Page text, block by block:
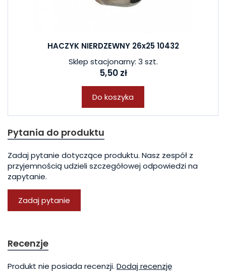
HACZYK NIERDZEWNY 26x25 10432
Sklep stacjonarny: 3 szt.
5,50 zł
Do koszyka
Pytania do produktu
Zadaj pytanie dotyczące produktu. Nasz zespół z
przyjemnością udzieli szczegółowej odpowiedzi na
zapytanie.
Zadaj pytanie
Recenzje
Produkt nie posiada recenzji. Dodaj recenzję